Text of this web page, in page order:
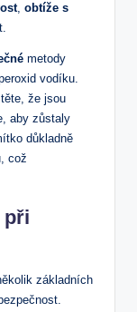
, obtíže s
metody
vodíku.
že jsou
aby zůstaly
důkladně
což
při
základních